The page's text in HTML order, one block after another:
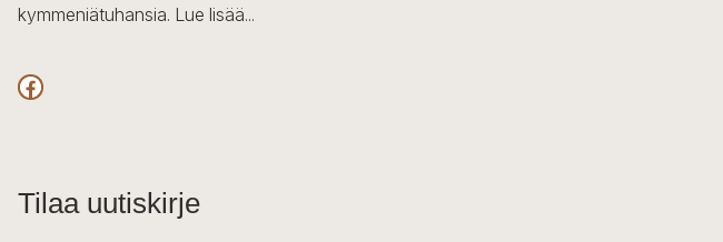
kymmeniätuhansia. Lue lisää...
Facebook
Tilaa uutiskirje